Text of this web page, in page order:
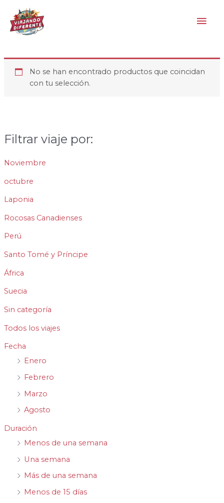
contenido
Filtrar viaje por:
Noviembre
octubre
Laponia
Rocosas Canadienses
Perú
Santo Tomé y Príncipe
África
Suecia
Sin categoría
Todos los viajes
Fecha
Enero
Febrero
Marzo
Agosto
Duración
Menos de una semana
Una semana
Más de una semana
Menos de 15 días
No se han encontrado productos que coincidan
con tu selección.